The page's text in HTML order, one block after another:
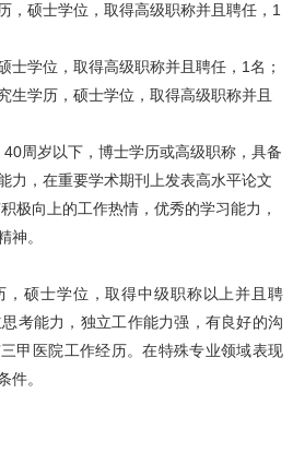
硕士学位，取得高级职称并且聘任，1
学位，取得高级职称并且聘任，1名；
学历，硕士学位，取得高级职称并且
周岁以下，博士学历或高级职称，具备
力，在重要学术期刊上发表高水平论文
极向上的工作热情，优秀的学习能力，
神。
硕士学位，取得中级职称以上并且聘
考能力，独立工作能力强，有良好的沟
甲医院工作经历。在特殊专业领域表现
件。